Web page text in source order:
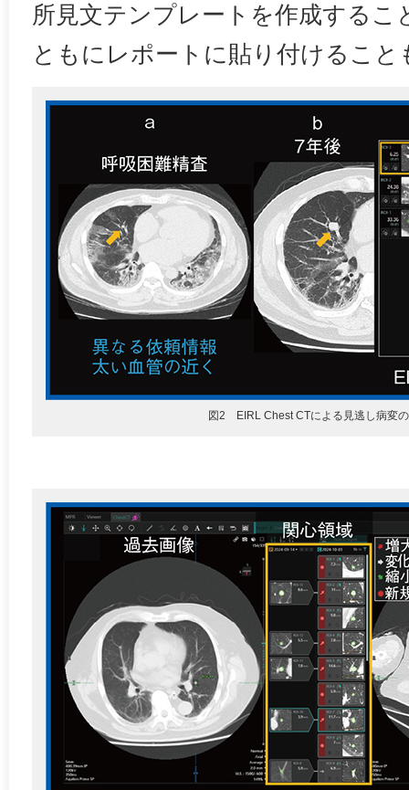
所見文テンプレートを作成するこ
ともにレポートに貼り付けること
図2 EIRL Chest CTによる見逃し病変